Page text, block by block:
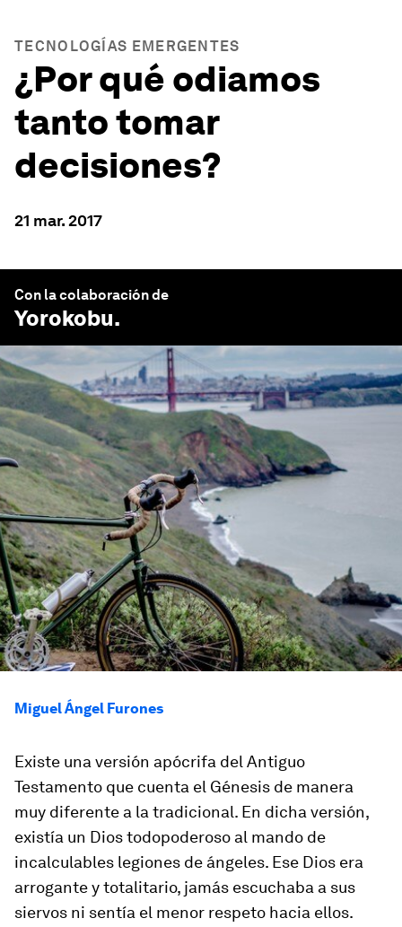
TECNOLOGÍAS EMERGENTES
¿Por qué odiamos
tanto tomar
decisiones?
21 mar. 2017
Con la colaboración de
Yorokobu.
Miguel Ángel Furones
Existe una versión apócrifa del Antiguo
Testamento que cuenta el Génesis de manera
muy diferente a la tradicional. En dicha versión,
existía un Dios todopoderoso al mando de
incalculables legiones de ángeles. Ese Dios era
arrogante y totalitario, jamás escuchaba a sus
siervos ni sentía el menor respeto hacia ellos.